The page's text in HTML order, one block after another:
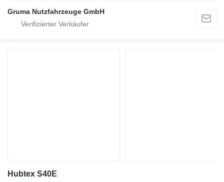
Gruma Nutzfahrzeuge GmbH
Hubtex S40E